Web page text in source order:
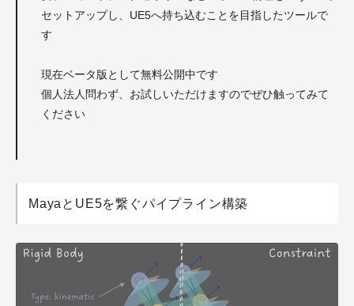
セットアップし、UE5へ持ち込むことを目指したツールで
す
現在ベータ版として無料公開中です
個人法人問わず、お試しいただけますのでぜひ触ってみて
ください
MayaとUE5を繋ぐパイプライン構築